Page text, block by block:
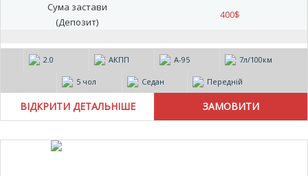
Сума застави
(Депозит)
400$
2.0 АКПП А-95 7л/100км
5 чол Седан Передній
ВІДКРИТИ ДЕТАЛЬНІШЕ